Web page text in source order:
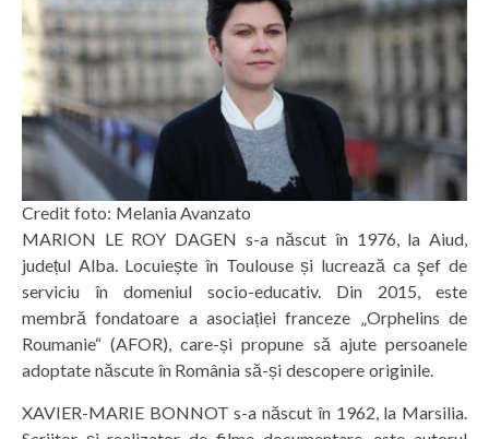
Credit foto: Melania Avanzato
MARION LE ROY DAGEN s-a născut în 1976, la Aiud,
județul Alba. Locuiește în Toulouse și lucrează ca şef de
serviciu în domeniul socio-educativ. Din 2015, este
membră fondatoare a asociației franceze „Orphelins de
Roumanie“ (AFOR), care-și propune să ajute persoanele
adoptate născute în România să-și descopere originile.
XAVIER-MARIE BONNOT s-a născut în 1962, la Marsilia.